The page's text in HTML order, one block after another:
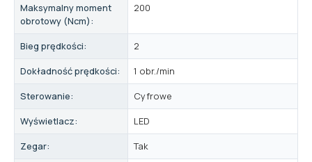
Maksymalny moment
obrotowy (Ncm):
200
Bieg prędkości:
2
Dokładność prędkości:
1 obr./min
Sterowanie:
Cyfrowe
Wyświetlacz:
LED
Zegar:
Tak